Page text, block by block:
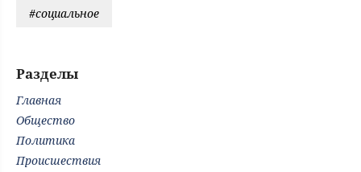
#социальное
Разделы
Главная
Общество
Политика
Происшествия